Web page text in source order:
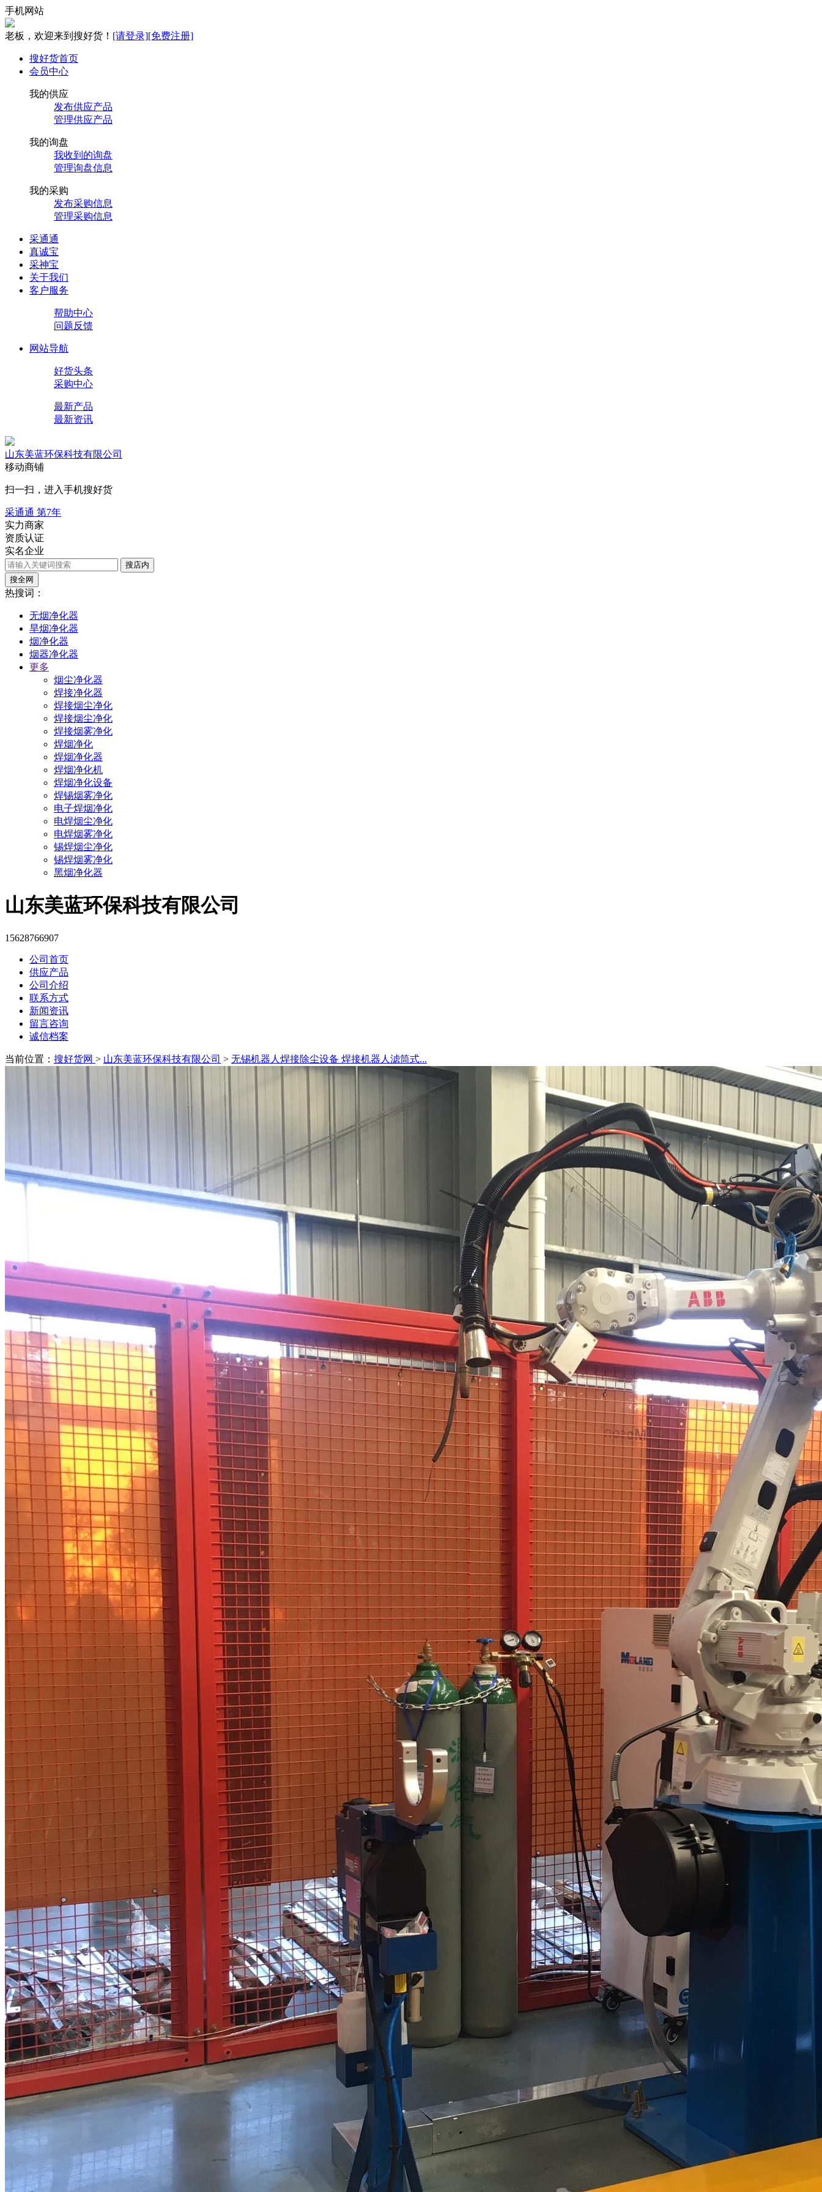
手机网站
老板，欢迎来到搜好货！ [请登录][免费注册]
搜好货首页
会员中心
我的供应
发布供应产品
管理供应产品
我的询盘
我收到的询盘
管理询盘信息
我的采购
发布采购信息
管理采购信息
采通通
真诚宝
采神宝
关于我们
客户服务
帮助中心
问题反馈
网站导航
好货头条
采购中心
最新产品
最新资讯
山东美蓝环保科技有限公司
移动商铺
扫一扫，进入手机搜好货
采通通 第7年
实力商家
资质认证
实名企业
搜店内
搜全网
热搜词：
无烟净化器
旱烟净化器
烟净化器
烟器净化器
更多
烟尘净化器
焊接净化器
焊接烟尘净化
焊接烟尘净化
焊接烟雾净化
焊烟净化
焊烟净化器
焊烟净化机
焊烟净化设备
焊锡烟雾净化
电子焊烟净化
电焊烟尘净化
电焊烟雾净化
锡焊烟尘净化
锡焊烟雾净化
黑烟净化器
山东美蓝环保科技有限公司
15628766907
公司首页
供应产品
公司介绍
联系方式
新闻资讯
留言咨询
诚信档案
当前位置： 搜好货网 > 山东美蓝环保科技有限公司 > 无锡机器人焊接除尘设备 焊接机器人滤筒式...